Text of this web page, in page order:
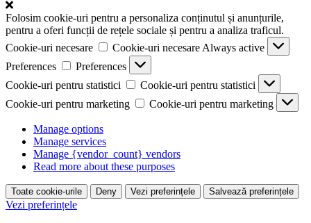
Folosim cookie-uri pentru a personaliza conținutul și anunțurile,
pentru a oferi funcții de rețele sociale și pentru a analiza traficul.
Cookie-uri necesare
Cookie-uri necesare Always active
Preferences
Preferences
Cookie-uri pentru statistici
Cookie-uri pentru statistici
Cookie-uri pentru marketing
Cookie-uri pentru marketing
Manage options
Manage services
Manage {vendor_count} vendors
Read more about these purposes
Toate cookie-urile Deny Vezi preferințele Salvează preferințele
Vezi preferințele